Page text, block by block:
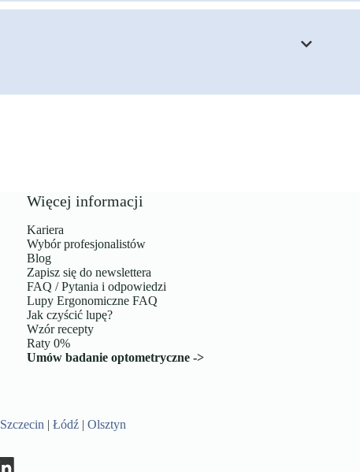
Więcej informacji
Kariera
Wybór profesjonalistów
Blog
Zapisz się do newslettera
FAQ / Pytania i odpowiedzi
Lupy Ergonomiczne FAQ
Jak czyścić lupę?
Wzór recepty
Raty 0%
Umów badanie optometryczne ->
Szczecin |Łódź |Olsztyn